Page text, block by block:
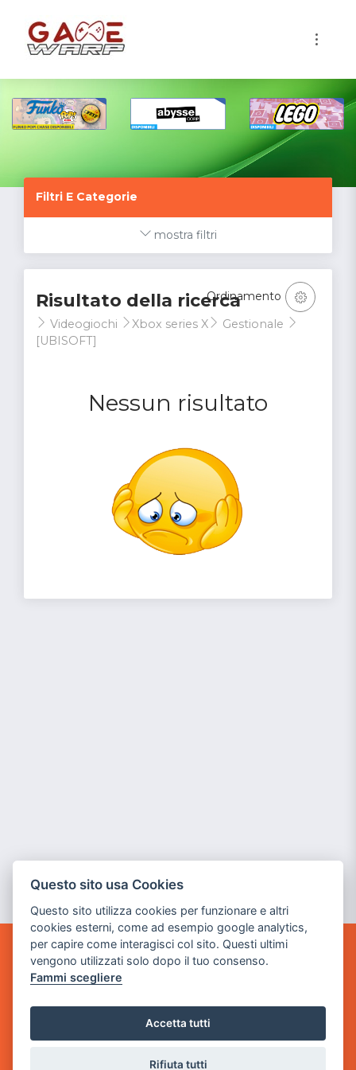
Filtri E Categorie
mostra filtri
Risultato della ricerca
Videogiochi Xbox series X
Gestionale
[UBISOFT]
Nessun risultato
Ordinamento
GAME WARP
BY POWER GAME SRL
Sede Legale
via Villaggio dei Platani, 3
- 25014 Castenedolo, Brescia
Questo sito usa Cookies
Questo sito utilizza cookies per funzionare e altri
cookies esterni, come ad esempio google analytics,
per capire come interagisci col sito. Questi ultimi
vengono utilizzati solo dopo il tuo consenso.
Fammi scegliere
Accetta tutti
Rifiuta tutti